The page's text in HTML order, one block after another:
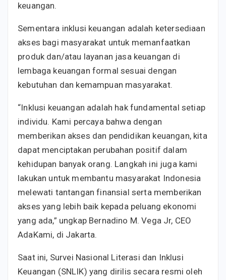
keuangan.
Sementara inklusi keuangan adalah ketersediaan
akses bagi masyarakat untuk memanfaatkan
produk dan/atau layanan jasa keuangan di
lembaga keuangan formal sesuai dengan
kebutuhan dan kemampuan masyarakat.
“Inklusi keuangan adalah hak fundamental setiap
individu. Kami percaya bahwa dengan
memberikan akses dan pendidikan keuangan, kita
dapat menciptakan perubahan positif dalam
kehidupan banyak orang. Langkah ini juga kami
lakukan untuk membantu masyarakat Indonesia
melewati tantangan finansial serta memberikan
akses yang lebih baik kepada peluang ekonomi
yang ada,” ungkap Bernadino M. Vega Jr, CEO
AdaKami, di Jakarta.
Saat ini, Survei Nasional Literasi dan Inklusi
Keuangan (SNLIK) yang dirilis secara resmi oleh